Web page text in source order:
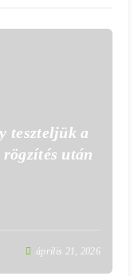
teszteljük a
után
április 21, 2026